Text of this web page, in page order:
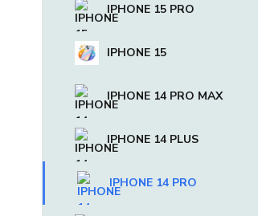
IPHONE 15 PRO
IPHONE 15
IPHONE 14 PRO MAX
IPHONE 14 PLUS
IPHONE 14 PRO